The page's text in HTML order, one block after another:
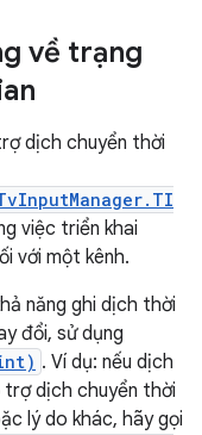
về trạng
dịch chuyển thời
việc triển khai
với một kênh.
năng ghi dịch thời
đổi, sử dụng
. Ví dụ: nếu dịch
trợ dịch chuyển thời
lý do khác, hãy gọi